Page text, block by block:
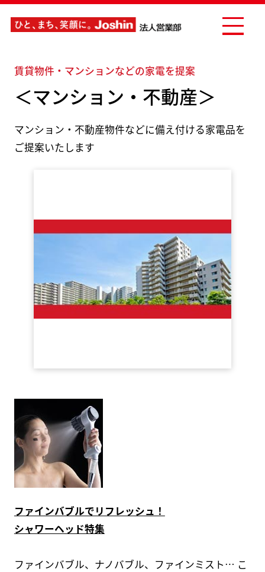
賃貸物件・マンションなどの家電を提案
＜マンション・不動産＞
マンション・不動産物件などに備え付ける家電品を
ご提案いたします
ファインバブルでリフレッシュ！
シャワーヘッド特集
ファインバブル、ナノバブル、ファインミスト… こ